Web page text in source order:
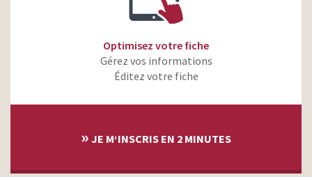
Optimisez votre fiche
Gérez vos informations
Éditez votre fiche
» JE M‘INSCRIS EN 2 MINUTES